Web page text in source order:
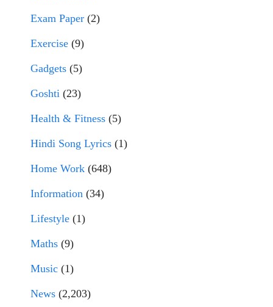
Exam Paper (2)
Exercise (9)
Gadgets (5)
Goshti (23)
Health & Fitness (5)
Hindi Song Lyrics (1)
Home Work (648)
Information (34)
Lifestyle (1)
Maths (9)
Music (1)
News (2,203)